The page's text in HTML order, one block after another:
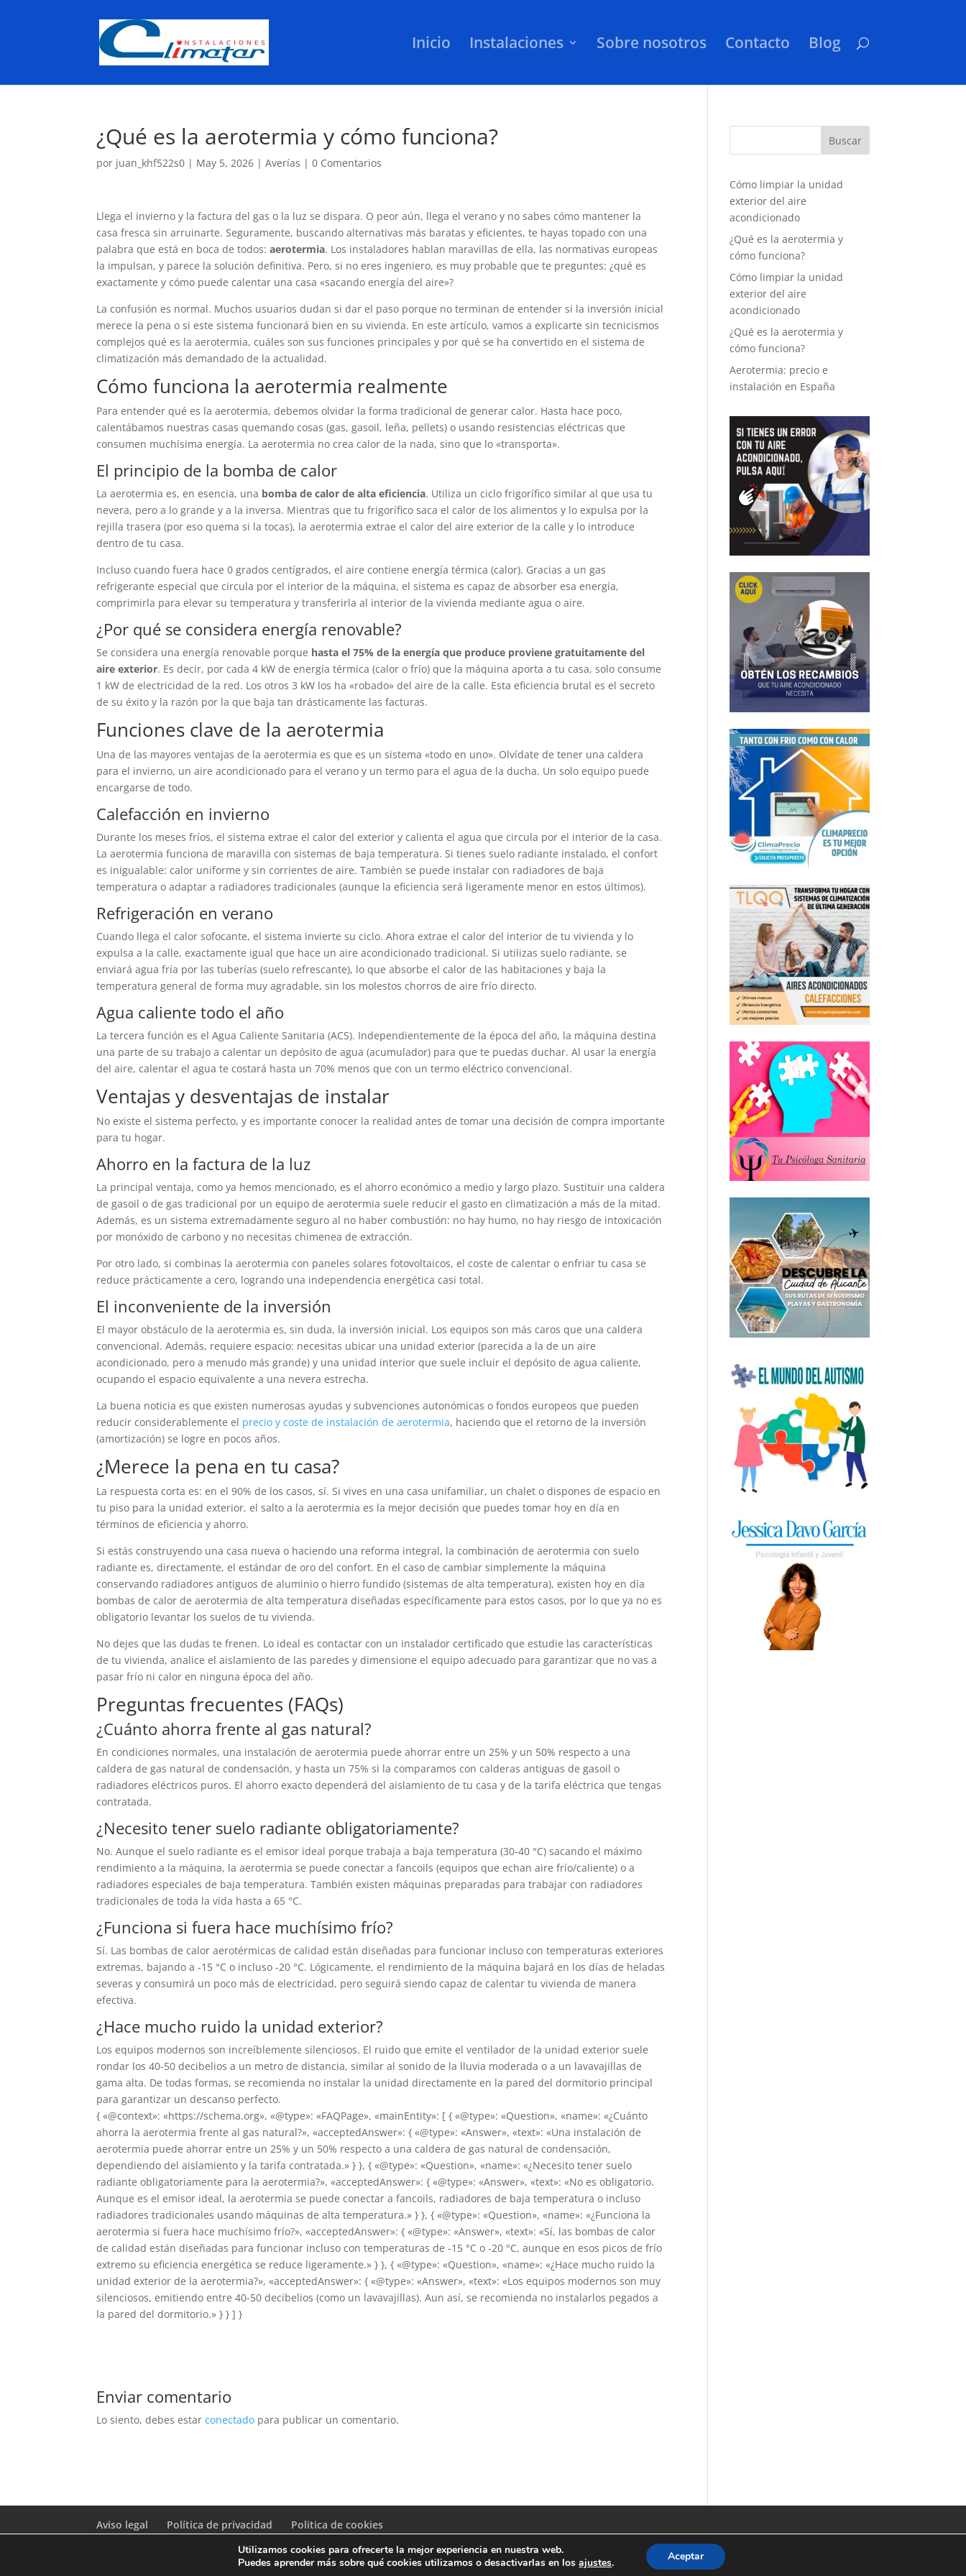
Inicio Instalaciones Sobre nosotros Contacto Blog
¿Qué es la aerotermia y cómo funciona?
por juan_khf522s0 | May 5, 2026 |Averías |0 Comentarios
Llega el invierno y la factura del gas o la luz se dispara. O peor aún, llega el verano y no sabes cómo mantener la
casa fresca sin arruinarte. Seguramente, buscando alternativas más baratas y eficientes, te hayas topado con una
palabra que está en boca de todos:aerotermia. Los instaladores hablan maravillas de ella, las normativas europeas
la impulsan, y parece la solución definitiva. Pero, si no eres ingeniero, es muy probable que te preguntes: ¿qué es
exactamente y cómo puede calentar una casa «sacando energía del aire»?
La confusión es normal. Muchos usuarios dudan si dar el paso porque no terminan de entender si la inversión inicial
merece la pena o si este sistema funcionará bien en su vivienda. En este artículo, vamos a explicarte sin tecnicismos
complejos qué es la aerotermia, cuáles son sus funciones principales y por qué se ha convertido en el sistema de
climatización más demandado de la actualidad.
Cómo funciona la aerotermia realmente
Para entender qué es la aerotermia, debemos olvidar la forma tradicional de generar calor. Hasta hace poco,
calentábamos nuestras casas quemando cosas (gas, gasoil, leña, pellets) o usando resistencias eléctricas que
consumen muchísima energía. La aerotermia no crea calor de la nada, sino que lo «transporta».
El principio de la bomba de calor
La aerotermia es, en esencia, una bomba de calor de alta eficiencia. Utiliza un ciclo frigorífico similar al que usa tu
nevera, pero a lo grande y a la inversa. Mientras que tu frigorífico saca el calor de los alimentos y lo expulsa por la
rejilla trasera (por eso quema si la tocas), la aerotermia extrae el calor del aire exterior de la calle y lo introduce
dentro de tu casa.
Incluso cuando fuera hace 0 grados centígrados, el aire contiene energía térmica (calor). Gracias a un gas
refrigerante especial que circula por el interior de la máquina, el sistema es capaz de absorber esa energía,
comprimirla para elevar su temperatura y transferirla al interior de la vivienda mediante agua o aire.
¿Por qué se considera energía renovable?
Se considera una energía renovable porque hasta el 75% de la energía que produce proviene gratuitamente del
aire exterior. Es decir, por cada 4 kW de energía térmica (calor o frío) que la máquina aporta a tu casa, solo consume
1 kW de electricidad de la red. Los otros 3 kW los ha «robado» del aire de la calle. Esta eficiencia brutal es el secreto
de su éxito y la razón por la que baja tan drásticamente las facturas.
Funciones clave de la aerotermia
Una de las mayores ventajas de la aerotermia es que es un sistema «todo en uno». Olvídate de tener una caldera
para el invierno, un aire acondicionado para el verano y un termo para el agua de la ducha. Un solo equipo puede
encargarse de todo.
Calefacción en invierno
Durante los meses fríos, el sistema extrae el calor del exterior y calienta el agua que circula por el interior de la casa.
La aerotermia funciona de maravilla con sistemas de baja temperatura. Si tienes suelo radiante instalado, el confort
es inigualable: calor uniforme y sin corrientes de aire. También se puede instalar con radiadores de baja
temperatura o adaptar a radiadores tradicionales (aunque la eficiencia será ligeramente menor en estos últimos).
Refrigeración en verano
Cuando llega el calor sofocante, el sistema invierte su ciclo. Ahora extrae el calor del interior de tu vivienda y lo
expulsa a la calle, exactamente igual que hace un aire acondicionado tradicional. Si utilizas suelo radiante, se
enviará agua fría por las tuberías (suelo refrescante), lo que absorbe el calor de las habitaciones y baja la
temperatura general de forma muy agradable, sin los molestos chorros de aire frío directo.
Agua caliente todo el año
La tercera función es el Agua Caliente Sanitaria (ACS). Independientemente de la época del año, la máquina destina
una parte de su trabajo a calentar un depósito de agua (acumulador) para que te puedas duchar. Al usar la energía
del aire, calentar el agua te costará hasta un 70% menos que con un termo eléctrico convencional.
Ventajas y desventajas de instalar
No existe el sistema perfecto, y es importante conocer la realidad antes de tomar una decisión de compra importante
para tu hogar.
Ahorro en la factura de la luz
La principal ventaja, como ya hemos mencionado, es el ahorro económico a medio y largo plazo. Sustituir una caldera
de gasoil o de gas tradicional por un equipo de aerotermia suele reducir el gasto en climatización a más de la mitad.
Además, es un sistema extremadamente seguro al no haber combustión: no hay humo, no hay riesgo de intoxicación
por monóxido de carbono y no necesitas chimenea de extracción.
Por otro lado, si combinas la aerotermia con paneles solares fotovoltaicos, el coste de calentar o enfriar tu casa se
reduce prácticamente a cero, logrando una independencia energética casi total.
El inconveniente de la inversión
El mayor obstáculo de la aerotermia es, sin duda, la inversión inicial. Los equipos son más caros que una caldera
convencional. Además, requiere espacio: necesitas ubicar una unidad exterior (parecida a la de un aire
acondicionado, pero a menudo más grande) y una unidad interior que suele incluir el depósito de agua caliente,
ocupando el espacio equivalente a una nevera estrecha.
La buena noticia es que existen numerosas ayudas y subvenciones autonómicas o fondos europeos que pueden
reducir considerablemente el precio y coste de instalación de aerotermia, haciendo que el retorno de la inversión
(amortización) se logre en pocos años.
¿Merece la pena en tu casa?
La respuesta corta es: en el 90% de los casos, sí. Si vives en una casa unifamiliar, un chalet o dispones de espacio en
tu piso para la unidad exterior, el salto a la aerotermia es la mejor decisión que puedes tomar hoy en día en
términos de eficiencia y ahorro.
Si estás construyendo una casa nueva o haciendo una reforma integral, la combinación de aerotermia con suelo
radiante es, directamente, el estándar de oro del confort. En el caso de cambiar simplemente la máquina
conservando radiadores antiguos de aluminio o hierro fundido (sistemas de alta temperatura), existen hoy en día
bombas de calor de aerotermia de alta temperatura diseñadas específicamente para estos casos, por lo que ya no es
obligatorio levantar los suelos de tu vivienda.
No dejes que las dudas te frenen. Lo ideal es contactar con un instalador certificado que estudie las características
de tu vivienda, analice el aislamiento de las paredes y dimensione el equipo adecuado para garantizar que no vas a
pasar frío ni calor en ninguna época del año.
Preguntas frecuentes (FAQs)
¿Cuánto ahorra frente al gas natural?
En condiciones normales, una instalación de aerotermia puede ahorrar entre un 25% y un 50% respecto a una
caldera de gas natural de condensación, y hasta un 75% si la comparamos con calderas antiguas de gasoil o
radiadores eléctricos puros. El ahorro exacto dependerá del aislamiento de tu casa y de la tarifa eléctrica que tengas
contratada.
¿Necesito tener suelo radiante obligatoriamente?
No. Aunque el suelo radiante es el emisor ideal porque trabaja a baja temperatura (30-40 °C) sacando el máximo
rendimiento a la máquina, la aerotermia se puede conectar a fancoils (equipos que echan aire frío/caliente) o a
radiadores especiales de baja temperatura. También existen máquinas preparadas para trabajar con radiadores
tradicionales de toda la vida hasta a 65 °C.
¿Funciona si fuera hace muchísimo frío?
Sí. Las bombas de calor aerotérmicas de calidad están diseñadas para funcionar incluso con temperaturas exteriores
extremas, bajando a -15 °C o incluso -20 °C. Lógicamente, el rendimiento de la máquina bajará en los días de heladas
severas y consumirá un poco más de electricidad, pero seguirá siendo capaz de calentar tu vivienda de manera
efectiva.
¿Hace mucho ruido la unidad exterior?
Los equipos modernos son increíblemente silenciosos. El ruido que emite el ventilador de la unidad exterior suele
rondar los 40-50 decibelios a un metro de distancia, similar al sonido de la lluvia moderada o a un lavavajillas de
gama alta. De todas formas, se recomienda no instalar la unidad directamente en la pared del dormitorio principal
para garantizar un descanso perfecto.
{ «@context»: «https://schema.org», «@type»: «FAQPage», «mainEntity»: [ { «@type»: «Question», «name»: «¿Cuánto
ahorra la aerotermia frente al gas natural?», «acceptedAnswer»: { «@type»: «Answer», «text»: «Una instalación de
aerotermia puede ahorrar entre un 25% y un 50% respecto a una caldera de gas natural de condensación,
dependiendo del aislamiento y la tarifa contratada.» } }, { «@type»: «Question», «name»: «¿Necesito tener suelo
radiante obligatoriamente para la aerotermia?», «acceptedAnswer»: { «@type»: «Answer», «text»: «No es obligatorio.
Aunque es el emisor ideal, la aerotermia se puede conectar a fancoils, radiadores de baja temperatura o incluso
radiadores tradicionales usando máquinas de alta temperatura.» } }, { «@type»: «Question», «name»: «¿Funciona la
aerotermia si fuera hace muchísimo frío?», «acceptedAnswer»: { «@type»: «Answer», «text»: «Sí, las bombas de calor
de calidad están diseñadas para funcionar incluso con temperaturas de -15 °C o -20 °C, aunque en esos picos de frío
extremo su eficiencia energética se reduce ligeramente.» } }, { «@type»: «Question», «name»: «¿Hace mucho ruido la
unidad exterior de la aerotermia?», «acceptedAnswer»: { «@type»: «Answer», «text»: «Los equipos modernos son muy
silenciosos, emitiendo entre 40-50 decibelios (como un lavavajillas). Aun así, se recomienda no instalarlos pegados a
la pared del dormitorio.» } } ] }
Enviar comentario
Lo siento, debes estarconectado para publicar un comentario.
Cómo limpiar la unidad
exterior del aire
acondicionado
¿Qué es la aerotermia y
cómo funciona?
Cómo limpiar la unidad
exterior del aire
acondicionado
¿Qué es la aerotermia y
cómo funciona?
Aerotermia: precio e
instalación en España
Aviso legal Política de privacidad
Politica de cookies
Utilizamos cookies para ofrecerte la mejor experiencia en nuestra web.
Puedes aprender más sobre qué cookies utilizamos o desactivarlas en losajustes. Aceptar